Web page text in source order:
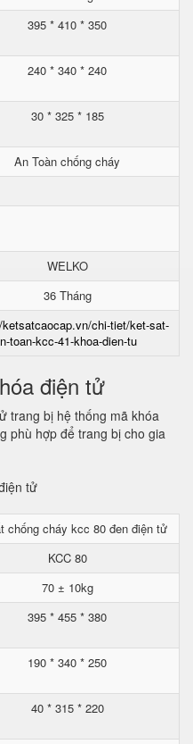
395 * 410 * 350
240 * 340 * 240
30 * 325 * 185
An Toàn chống cháy
WELKO
36 Tháng
chi-tiet/ket-sat-
toan-kcc-41-khoa-dien-tu
điện tử
trang bị hệ thống mã khóa
phù hợp để trang bị cho gia
chống cháy kcc 80 đen điện tử
KCC 80
70 ± 10kg
395 * 455 * 380
190 * 340 * 250
40 * 315 * 220